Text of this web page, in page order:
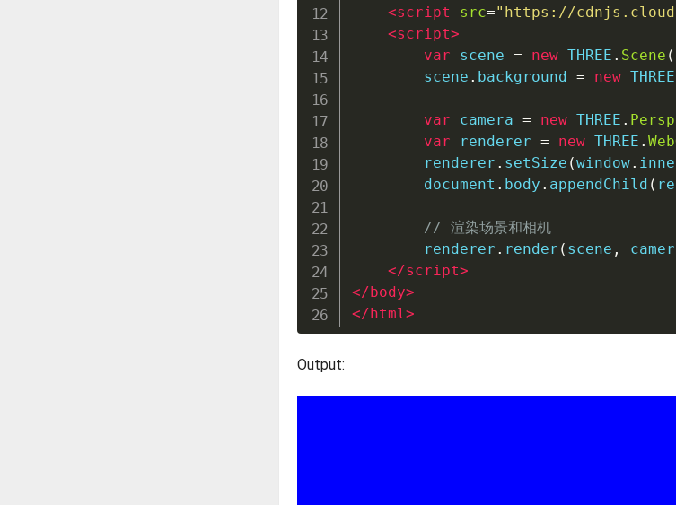
<script src=" https://
<script>
var scene = new THREE . Scene
        scene
. background = new THREE
var camera = new THREE .
var renderer = new THREE .
        renderer
. setSize (window.
        document
. body . appendChild (
// 渲染场景和相机
        renderer
. render ( scene ,
</script>
</body>
</html >
Output: